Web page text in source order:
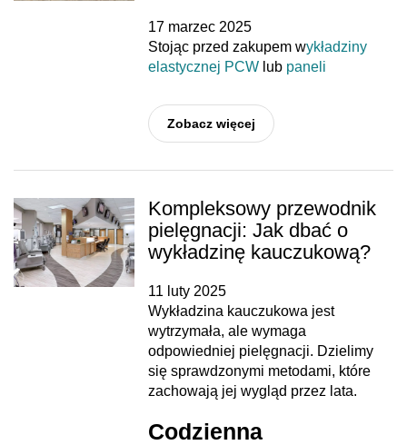
17 marzec 2025
Stojąc przed zakupem wykładziny
elastycznej PCW lub paneli
Zobacz więcej
Kompleksowy przewodnik
pielęgnacji: Jak dbać o
wykładzinę kauczukową?
11 luty 2025
Wykładzina kauczukowa jest
wytrzymała, ale wymaga
odpowiedniej pielęgnacji. Dzielimy
się sprawdzonymi metodami, które
zachowają jej wygląd przez lata.
Codzienna